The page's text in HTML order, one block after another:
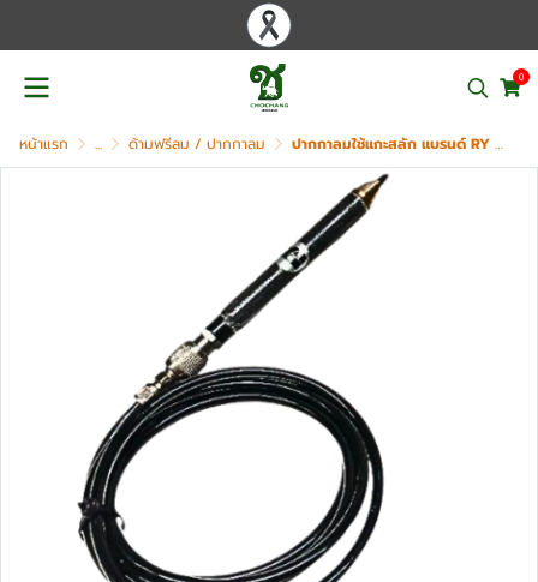
0
หน้าแรก ... ด้ามฟรีลม / ปากกาลม ปากกาลมใช้แกะสลัก แบรนด์ RY รุ่น RY-909